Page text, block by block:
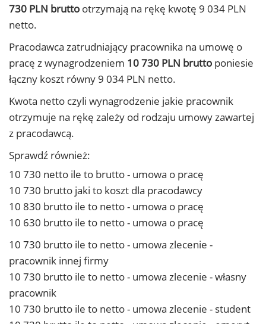
730 PLN brutto otrzymają na rękę kwotę 9 034 PLN
netto.
Pracodawca zatrudniający pracownika na umowę o
pracę z wynagrodzeniem 10 730 PLN brutto poniesie
łączny koszt równy 9 034 PLN netto.
Kwota netto czyli wynagrodzenie jakie pracownik
otrzymuje na rękę zależy od rodzaju umowy zawartej
z pracodawcą.
Sprawdź również:
10 730 netto ile to brutto - umowa o pracę
10 730 brutto jaki to koszt dla pracodawcy
10 830 brutto ile to netto - umowa o pracę
10 630 brutto ile to netto - umowa o pracę
10 730 brutto ile to netto - umowa zlecenie -
pracownik innej firmy
10 730 brutto ile to netto - umowa zlecenie - własny
pracownik
10 730 brutto ile to netto - umowa zlecenie - student